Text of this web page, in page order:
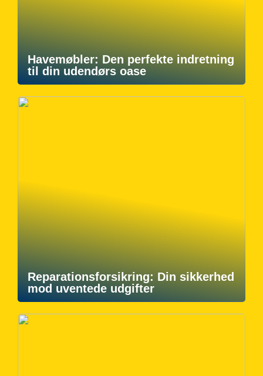
Havemøbler: Den perfekte indretning
til din udendørs oase
Reparationsforsikring: Din sikkerhed
mod uventede udgifter